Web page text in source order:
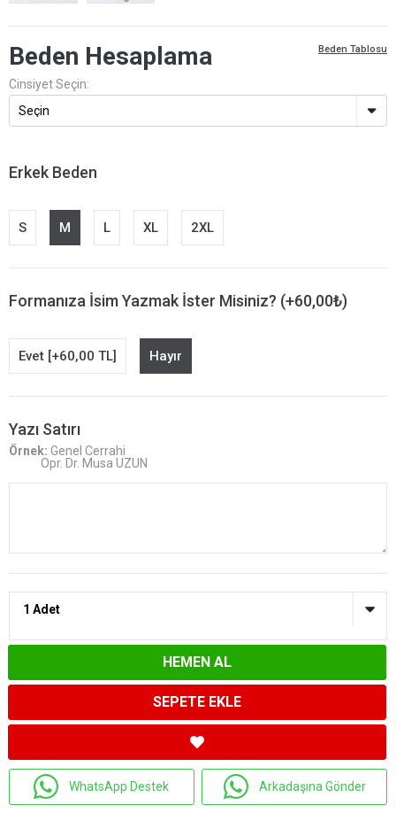
Beden Hesaplama
Cinsiyet Seçin:
Beden Tablosu
Erkek Beden
S M L XL 2XL
Formanıza İsim Yazmak İster Misiniz? (+60,00₺)
Evet [+60,00 TL] Hayır
Yazı Satırı
Örnek: Genel Cerrahi
Opr. Dr. Musa UZUN
HEMEN AL
SEPETE EKLE
WhatsApp Destek Arkadaşına Gönder